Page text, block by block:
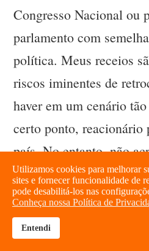
Congresso Nacional ou
parlamento com
política. Meus receios
riscos iminentes de
haver em um cenário
certo ponto, reacionário
país. No entanto, não
possibilidade para este
de quem venha a ser
presidência da
eleições em 2018, a
brightness_high
Utilizamos cookies para melhorar
sites e fornecer funcionalidade de
pode desabilitá-los nas
Conheça nossa Política de
Entendi